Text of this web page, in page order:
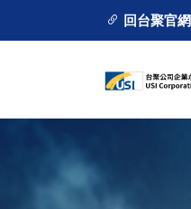
回台聚官網